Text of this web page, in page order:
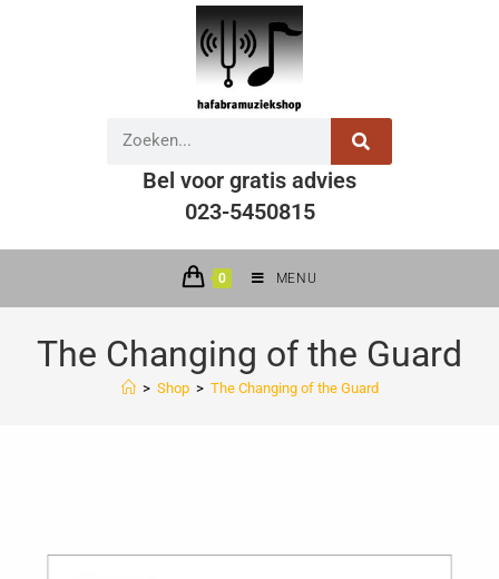
Bel voor gratis advies
023-5450815
0 MENU
The Changing of the Guard
> Shop > The Changing of the Guard